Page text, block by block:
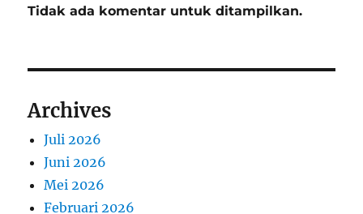
Tidak ada komentar untuk ditampilkan.
Archives
Juli 2026
Juni 2026
Mei 2026
Februari 2026